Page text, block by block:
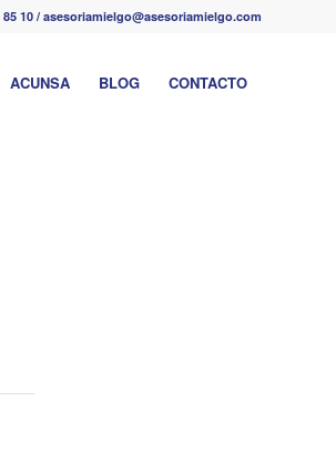
85 10 / asesoriamielgo@asesoriamielgo.com
ACUNSA BLOG CONTACTO